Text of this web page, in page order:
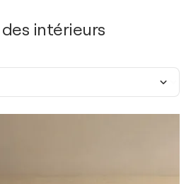
intérieurs